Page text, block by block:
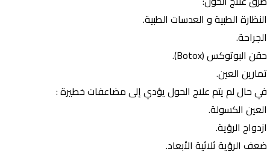
النظارة الطبية و العدسات الطبية.
الجراحة.
حقن البوتوكس (Botox).
تمارين العين.
في حال لم يتم علاج الحول يؤدي إلى مضاعفات خطيرة :
العين الكسولة.
ازدواج الرؤية.
ضعف الرؤية ثلاثية الأبعاد.